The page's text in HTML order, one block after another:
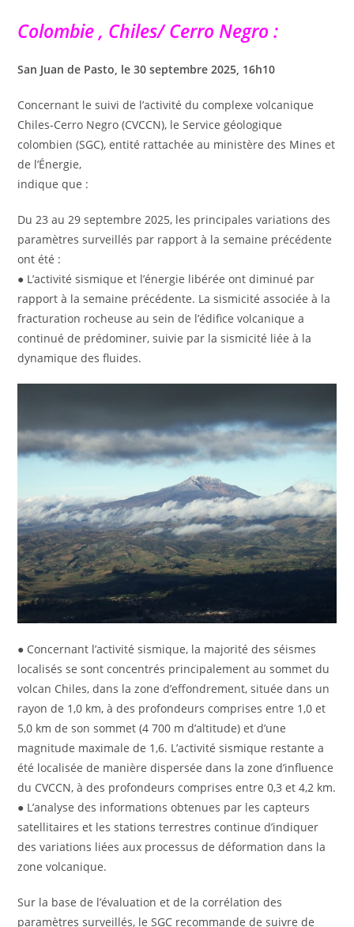
Colombie , Chiles/ Cerro Negro :
San Juan de Pasto, le 30 septembre 2025, 16h10
Concernant le suivi de l’activité du complexe volcanique
Chiles-Cerro Negro (CVCCN), le Service géologique
colombien (SGC), entité rattachée au ministère des Mines et
de l’Énergie,
indique que :
Du 23 au 29 septembre 2025, les principales variations des
paramètres surveillés par rapport à la semaine précédente
ont été :
● L’activité sismique et l’énergie libérée ont diminué par
rapport à la semaine précédente. La sismicité associée à la
fracturation rocheuse au sein de l’édifice volcanique a
continué de prédominer, suivie par la sismicité liée à la
dynamique des fluides.
● Concernant l’activité sismique, la majorité des séismes
localisés se sont concentrés principalement au sommet du
volcan Chiles, dans la zone d’effondrement, située dans un
rayon de 1,0 km, à des profondeurs comprises entre 1,0 et
5,0 km de son sommet (4 700 m d’altitude) et d’une
magnitude maximale de 1,6. L’activité sismique restante a
été localisée de manière dispersée dans la zone d’influence
du CVCCN, à des profondeurs comprises entre 0,3 et 4,2 km.
● L’analyse des informations obtenues par les capteurs
satellitaires et les stations terrestres continue d’indiquer
des variations liées aux processus de déformation dans la
zone volcanique.
Sur la base de l’évaluation et de la corrélation des
paramètres surveillés, le SGC recommande de suivre de